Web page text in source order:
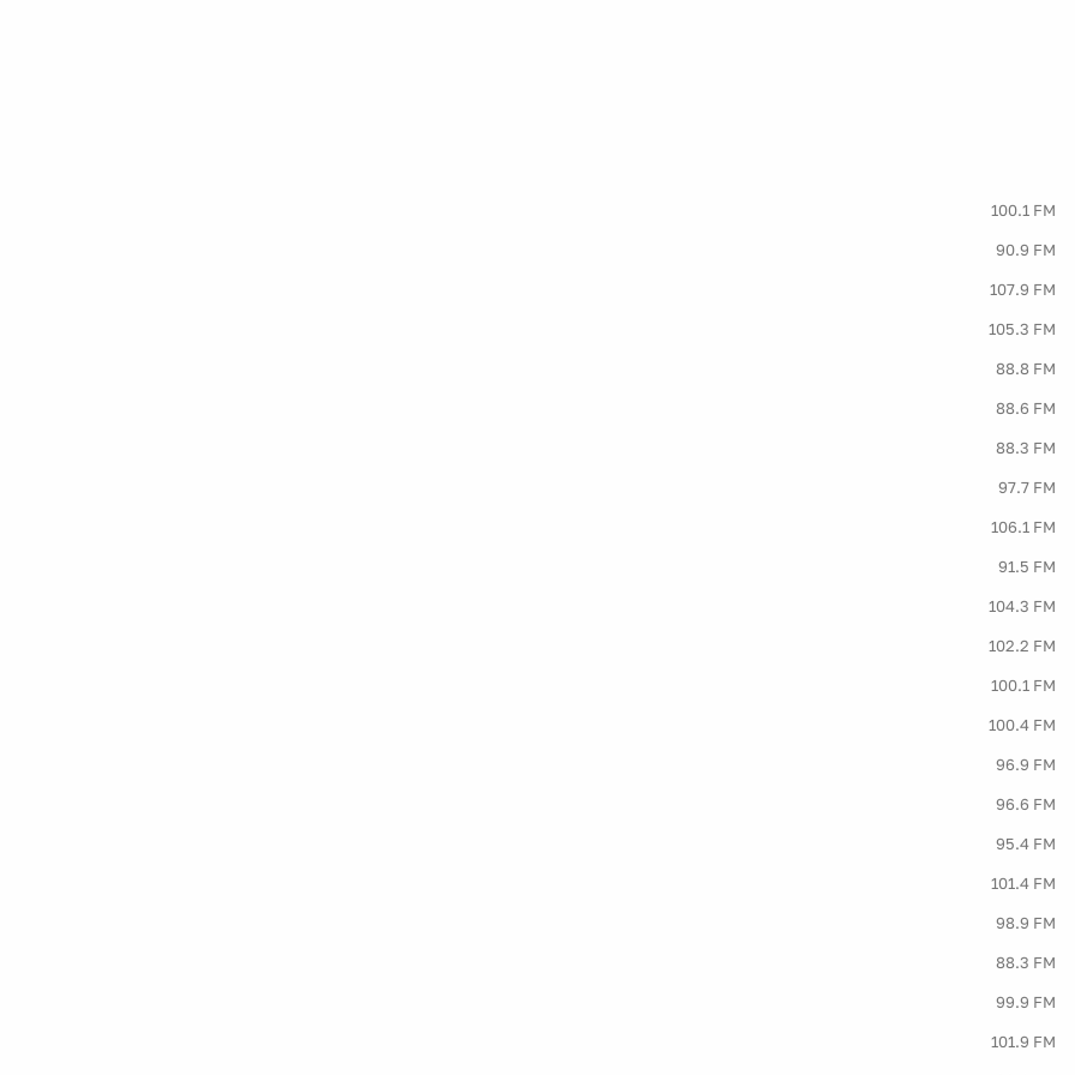
100.1 FM
90.9 FM
107.9 FM
105.3 FM
88.8 FM
88.6 FM
88.3 FM
97.7 FM
106.1 FM
91.5 FM
104.3 FM
102.2 FM
100.1 FM
100.4 FM
96.9 FM
96.6 FM
95.4 FM
101.4 FM
98.9 FM
88.3 FM
99.9 FM
101.9 FM